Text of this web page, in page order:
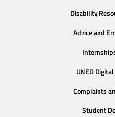
Disability
Advice and
UNED
Complaints
Student